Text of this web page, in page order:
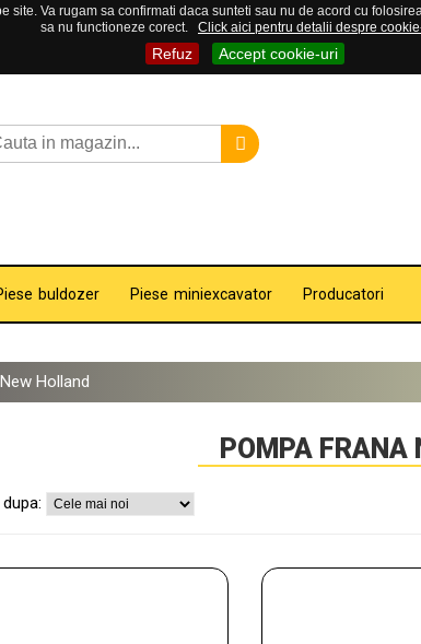
Va rugam sa confirmati daca sunteti sau nu de acord cu
sa nu functioneze corect.
Click aici pentru detalii despre
Refuz Accept cookie-uri
buldozer Piese miniexcavator Producatori
Holland
POMPA FRANA